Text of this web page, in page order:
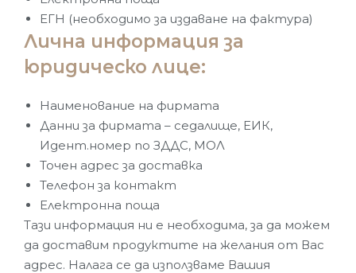
ЕГН (необходимо за издаване на фактура)
Лична информация за
юридическо лице:
Наименование на фирмата
Данни за фирмата – седалище, ЕИК,
Идент.номер по ЗДДС, МОЛ
Точен адрес за доставка
Телефон за контакт
Електронна поща
Тази информация ни е необходима, за да можем
да доставим продуктите на желания от Вас
адрес. Налага се да използваме Вашия